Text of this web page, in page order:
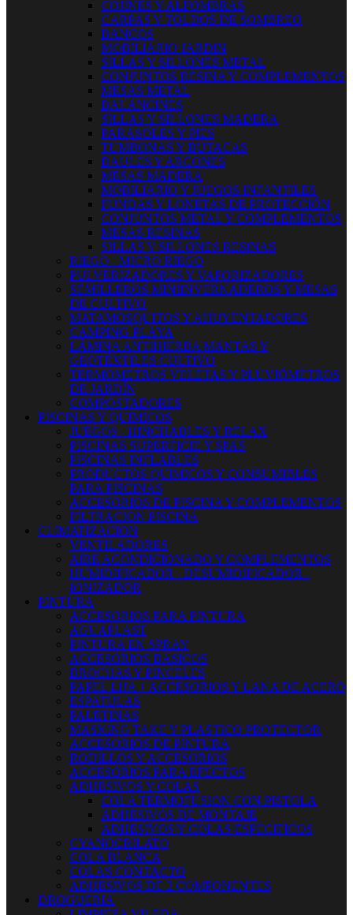
COJINES Y ALFOMBRAS
CARPAS Y TOLDOS DE SOMBREO
BANCOS
MOBILIARIO JARDIN
SILLAS Y SILLONES METAL
CONJUNTOS RESINA Y COMPLEMENTOS
MESAS METAL
BALANCINES
SILLAS Y SILLONES MADERA
PARASOLES Y PIES
TUMBONAS Y BUTACAS
BAULES Y ARCONES
MESAS MADERA
MOBILIARIO Y JUEGOS INFANTILES
FUNDAS Y LONETAS DE PROTECCIÓN
CONJUNTOS METAL Y COMPLEMENTOS
MESAS RESINAS
SILLAS Y SILLONES RESINAS
RIEGO - MICRO RIEGO
PULVERIZADORES Y VAPORIZADORES
SEMILLEROS MINIINVERNADEROS Y MESAS
DE CULTIVO
MATAMOSQUITOS Y AHUYENTADORES
CAMPING-PLAYA
LÁMINA ANTIHIERBA MANTAS Y
GEOTÉXTILES CULTIVO
TERMOMETROS VELETAS Y PLUVIÓMETROS
DE JARDÍN
COMPOSTADORES
PISCINAS Y QUIMICOS
JUEGOS - HINCHABLES Y RELAX
PISCINAS SUPERFICIE Y SPAS
PISCINAS INFLABLES
PRODUCTOS QUIMICOS Y CONSUMIBLES
PARA PISCINAS
ACCESORIOS DE PISCINA Y COMPLEMENTOS
FILTRACION PISCINA
CLIMATIZACION
VENTILADORES
AIRE ACONDICIONADO Y COMPLEMENTOS
HUMIDIFICADOR - DESUMIDIFICADOR -
IONIZADOR
PINTURA
ACCESORIOS PARA PINTURA
AGUAPLAST
PINTURA EN SPRAY
ACCESORIOS BASICOS
BROCHAS Y PINCELES
PAPEL LIJA + ACCESORIOS Y LANA DE ACERO
ESPATULAS
PALETINAS
MASKING TAKE Y PLASTICO PROTECTOR
ACCESORIOS DE PINTURA
RODILLOS Y ACCESORIOS
ACCESORIOS PARA EFECTOS
ADHESIVOS Y COLAS
COLA TERMOFUSION CON PISTOLA
ADHESIVOS DE MONTAJE
ADHESIVOS Y COLAS ESPECIFICOS
CYANOCRILATO
COLA BLANCA
COLAS CONTACTO
ADHESIVOS DE 2 COMPONENTES
DROGUERIA